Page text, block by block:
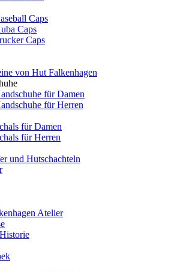
Caps
Caps
Caps
von Hut Falkenhagen
für Damen
für Herren
für Damen
für Herren
und Hutschachteln
Atelier